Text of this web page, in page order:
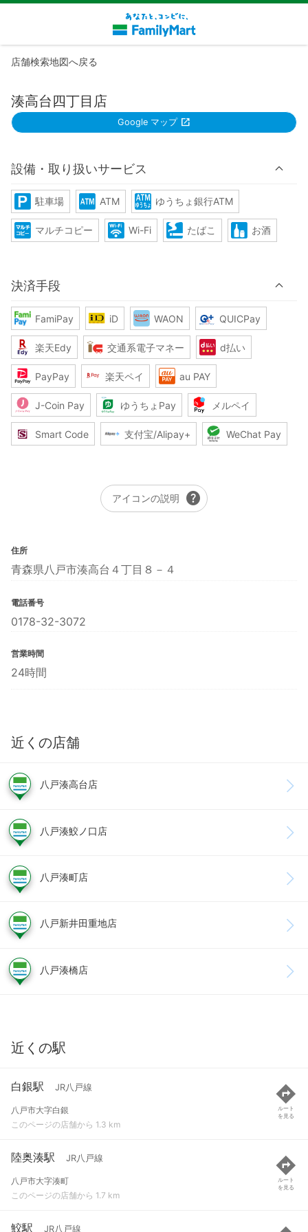
店舗検索地図へ戻る
湊高台四丁目店
Google マップ
設備・取り扱いサービス
駐車場 ATM ゆうちょ銀行ATM
マルチコピー Wi-Fi たばこ お酒
決済手段
FamiPay iD WAON QUICPay
楽天Edy 交通系電子マネー d払い
PayPay 楽天ペイ au PAY
J-Coin Pay ゆうちょPay メルペイ
Smart Code 支付宝/Alipay+ WeChat Pay
アイコンの説明 help
住所
青森県八戸市湊高台４丁目８－４
電話番号
0178-32-3072
営業時間
24時間
近くの店舗
八戸湊高台店
八戸湊鮫ノ口店
八戸湊町店
八戸新井田重地店
八戸湊橋店
近くの駅
白銀駅 JR八戸線
八戸市大字白銀
このページの店舗から 1.3 km
ルート
を見る
陸奥湊駅 JR八戸線
八戸市大字湊町
このページの店舗から 1.7 km
ルート
を見る
鮫駅 JR八戸線